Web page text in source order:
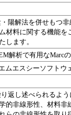
陽解法を併せもつ
材料に関する機能
します。
解析で有用なMarc
エスシーソフトウ
返し述べられるよ
的非線形性、材料